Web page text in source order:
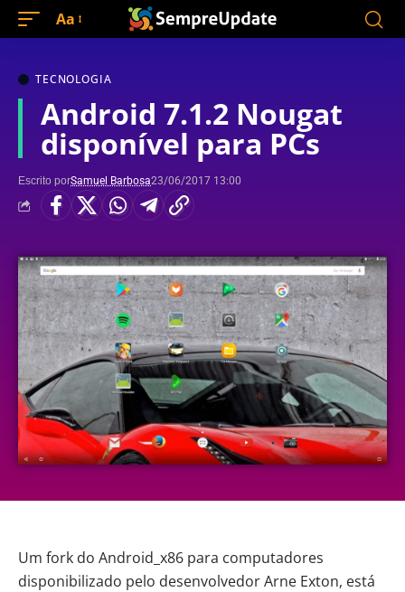
Aa
TECNOLOGIA
Android 7.1.2 Nougat
disponível para PCs
Escrito porSamuel Barbosa23/06/2017 13:00
Um fork do Android_x86 para computadores
disponibilizado pelo desenvolvedor Arne Exton, está